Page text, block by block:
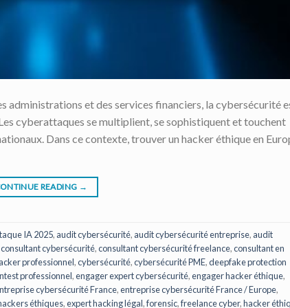
administrations et des services financiers, la cybersécurité
cyberattaques se multiplient, se sophistiquent et touchent
Dans ce contexte, trouver un hacker éthique en
READING →
IA 2025, audit cybersécurité, audit cybersécurité entreprise, audit
consultant cybersécurité,consultant cybersécurité freelance,consultant en
professionnel,cybersécurité,cybersécurité PME,deepfake protection
professionnel,engager expert cybersécurité,engager hacker éthique,
cybersécurité France,entreprise cybersécurité France / Europe,
éthiques,expert hacking légal,forensic,freelance cyber,hacker